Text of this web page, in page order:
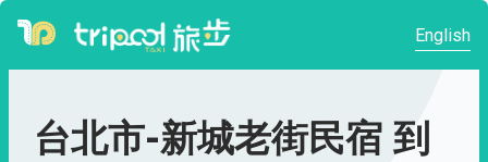
English
台北市-新城老街民宿 到